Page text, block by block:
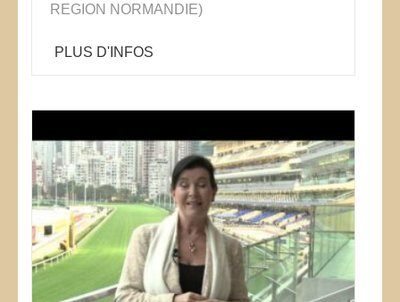
REGION NORMANDIE)
PLUS D'INFOS